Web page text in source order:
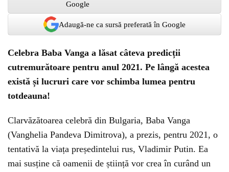
Adaugă-ne ca sursă preferată în Google
Celebra Baba Vanga a lăsat câteva predicții
cutremurătoare pentru anul 2021. Pe lângă acestea
există și lucruri care vor schimba lumea pentru
totdeauna!
Clarvăzătoarea celebră din Bulgaria, Baba Vanga
(Vanghelia Pandeva Dimitrova), a prezis, pentru 2021, o
tentativă la viața președintelui rus, Vladimir Putin. Ea
mai susține că oamenii de știință vor crea în curând un